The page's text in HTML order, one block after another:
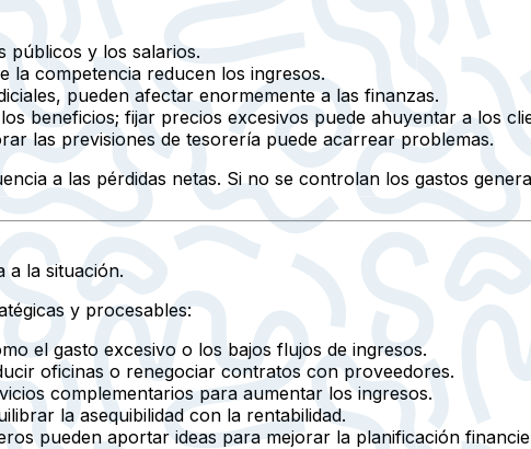
públicos y los salarios.
la competencia reducen los ingresos.
pueden afectar enormemente a las finanzas.
beneficios; fijar precios excesivos puede ahuyentar a los
las previsiones de tesorería puede acarrear problemas.
a las pérdidas netas. Si no se controlan los gastos
a la situación.
y procesables:
el gasto excesivo o los bajos flujos de ingresos.
oficinas o renegociar contratos con proveedores.
complementarios para aumentar los ingresos.
la asequibilidad con la rentabilidad.
pueden aportar ideas para mejorar la planificación